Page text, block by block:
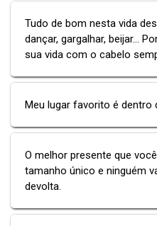
Tudo de bom nesta vida
dançar, gargalhar, beijar...
sua vida com o cabelo
Meu lugar favorito é dentro
O melhor presente que
tamanho único e ninguém
devolta.